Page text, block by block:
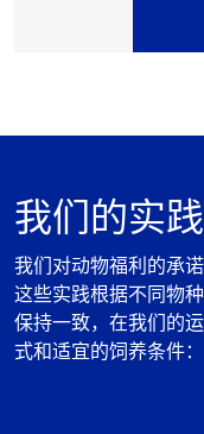
我们的实践
我们对动物福利的承
这些实践根据不同物
保持一致，在我们的
式和适宜的饲养条件：